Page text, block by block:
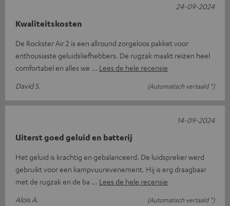
Kwaliteitskosten
De Rockster Air 2 is een allround zorgeloos pakket voor
enthousiaste geluidsliefhebbers. De rugzak maakt reizen heel
comfortabel en alles we
Lees de hele recensie
David S.
(Automatisch vertaald *)
24-09-2024
Uiterst goed geluid en batterij
Het geluid is krachtig en gebalanceerd. De luidspreker werd
gebruikt voor een kampvuurevenement. Hij is erg draagbaar
met de rugzak en de ba
Lees de hele recensie
Alois A.
(Automatisch vertaald *)
14-09-2024